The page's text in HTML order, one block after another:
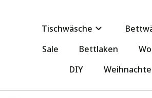
Tischwäsche
Sale
Bettlaken
DIY